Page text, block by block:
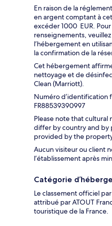
En raison de la
en argent comptant à
excéder 1000 EUR.
renseignements,
l’hébergement en
la confirmation de la
Cet hébergement
nettoyage et de
Clean (Marriott).
Numéro d’identification
FR88539390997
Please note that cultural
differ by country and by
provided by the
Aucun visiteur ou client
l’établissement après
Catégorie
Le classement officiel
attribué par ATOUT
touristique de la France.